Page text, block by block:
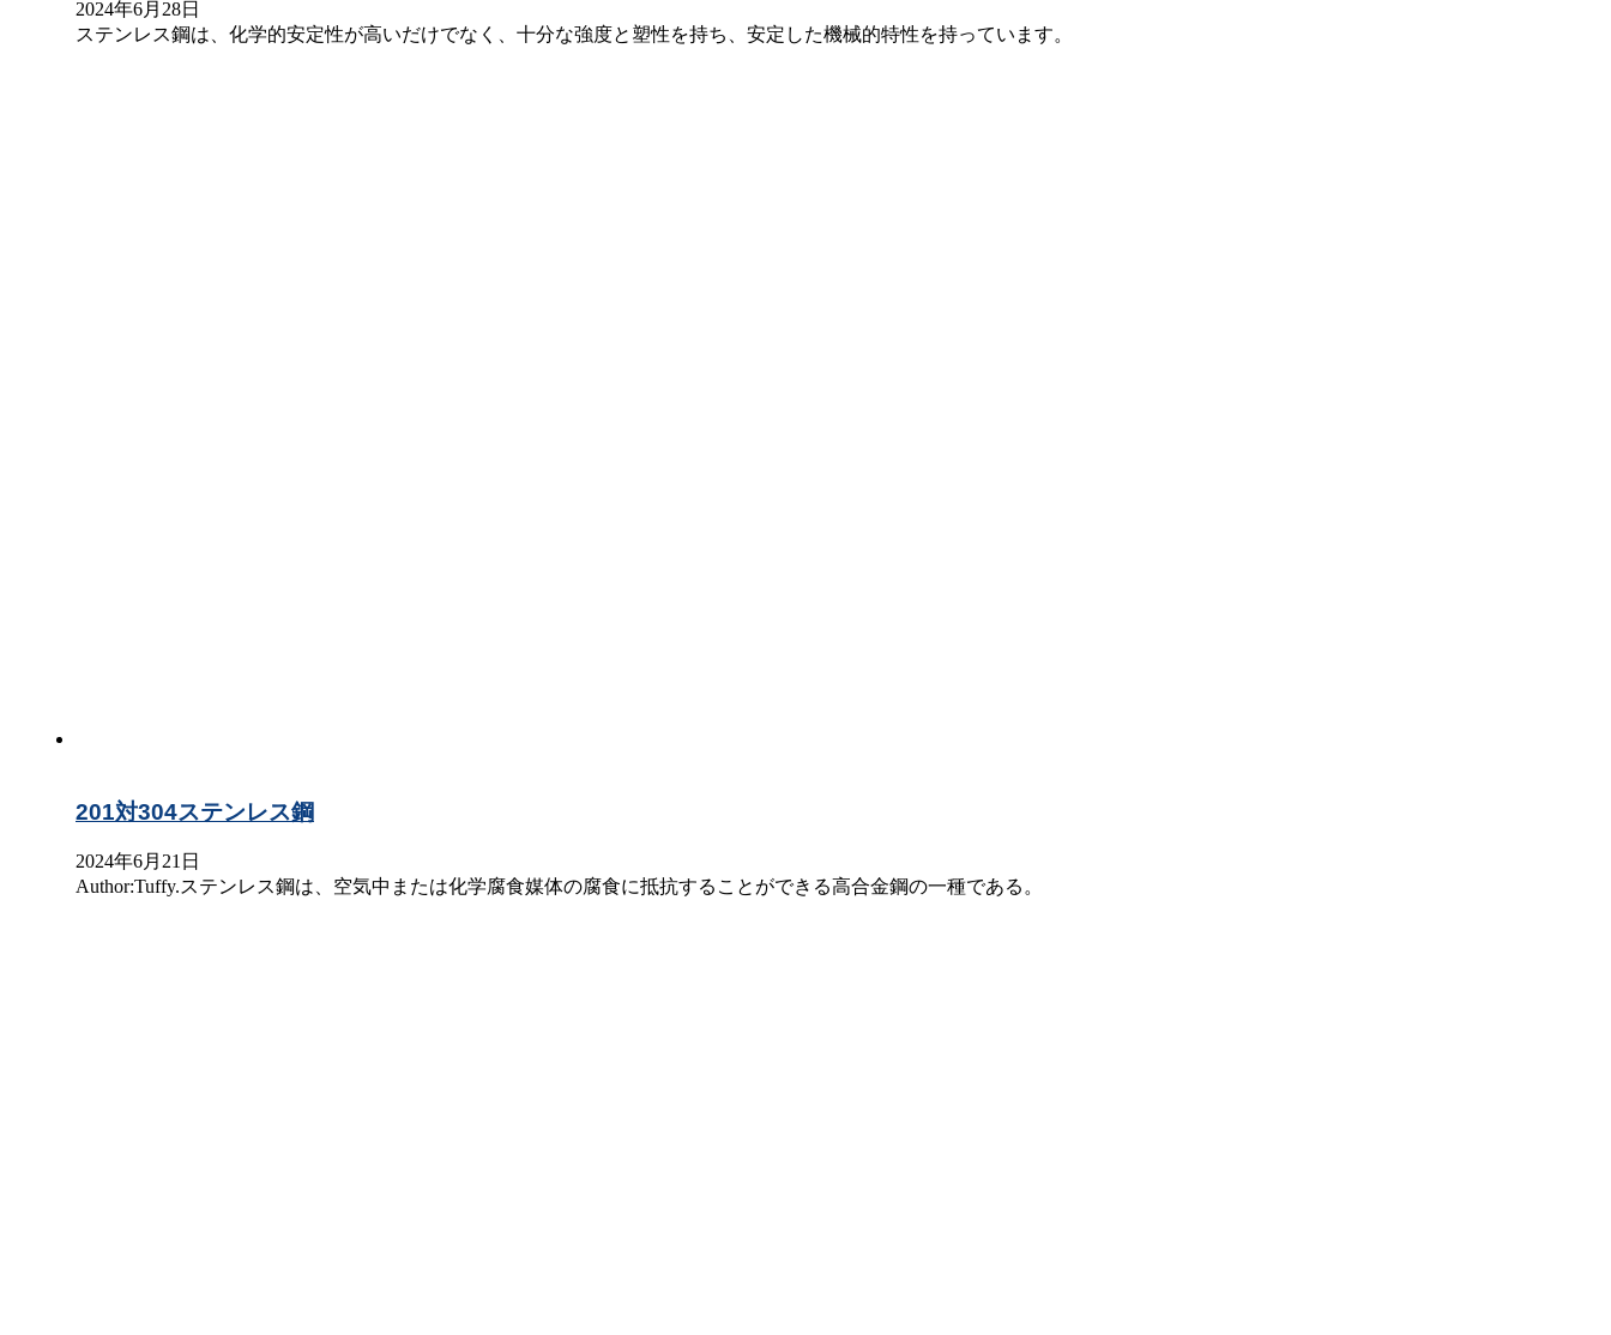
2024年6月28日
ステンレス鋼は、化学的安定性が高いだけでなく、十分な強度と塑性を持ち、安定した機械的特性を持っています。
201対304ステンレス鋼
2024年6月21日
Author:Tuffy.ステンレス鋼は、空気中または化学腐食媒体の腐食に抵抗することができる高合金鋼の一種である。